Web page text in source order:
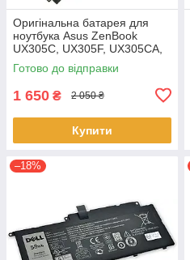
Оригінальна батарея для
ноутбука Asus ZenBook
UX305C, UX305F, UX305CA,
UX305FA - C31N1411 (+11.4 V
45Wh) АКБ
Готово до відправки
1 650 ₴ 2 050 ₴
Купити
–18%